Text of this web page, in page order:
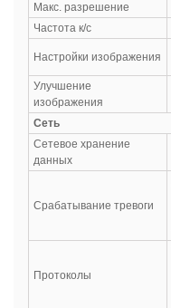
Макс. разрешение
Частота к/с
Настройки изображения
Улучшение
изображения
Сеть
Сетевое хранение
данных
Срабатывание тревоги
Протоколы